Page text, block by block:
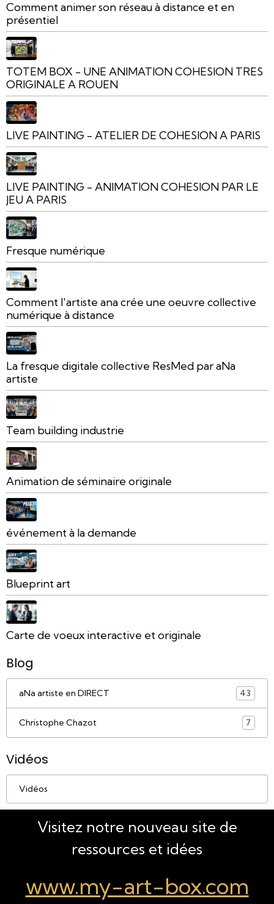
Comment animer son réseau à distance et en
présentiel
TOTEM BOX - UNE ANIMATION COHESION TRES
ORIGINALE A ROUEN
LIVE PAINTING - ATELIER DE COHESION A PARIS
LIVE PAINTING - ANIMATION COHESION PAR LE
JEU A PARIS
Fresque numérique
Comment l'artiste ana crée une oeuvre collective
numérique à distance
La fresque digitale collective ResMed par aNa
artiste
Team building industrie
Animation de séminaire originale
événement à la demande
Blueprint art
Carte de voeux interactive et originale
Blog
aNa artiste en DIRECT 43
Christophe Chazot 7
Vidéos
Vidéos
Visitez notre nouveau site de
ressources et idées
www.my-art-box.com